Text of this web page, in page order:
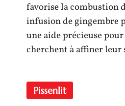
favorise la combustion
infusion de gingembre
une aide précieuse
cherchent à affiner leur
Pissenlit